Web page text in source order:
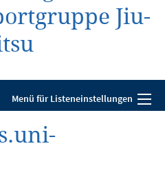
Jiu-
Menü für Listeneinstellungen